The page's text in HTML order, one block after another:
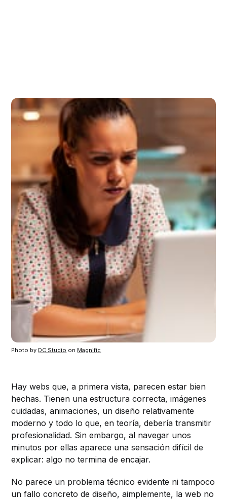
Photo by DC Studio on Magnific
Hay webs que, a primera vista, parecen estar bien
hechas. Tienen una estructura correcta, imágenes
cuidadas, animaciones, un diseño relativamente
moderno y todo lo que, en teoría, debería transmitir
profesionalidad. Sin embargo, al navegar unos
minutos por ellas aparece una sensación difícil de
explicar: algo no termina de encajar.
No parece un problema técnico evidente ni tampoco
un fallo concreto de diseño, aimplemente, la web no